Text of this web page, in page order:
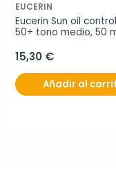
EUCERIN
Eucerin Sun oil control
50+ tono medio, 50
15,30 €
Añadir al